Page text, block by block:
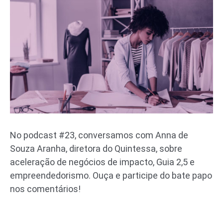
No podcast #23, conversamos com Anna de
Souza Aranha, diretora do Quintessa, sobre
aceleração de negócios de impacto, Guia 2,5 e
empreendedorismo. Ouça e participe do bate papo
nos comentários!